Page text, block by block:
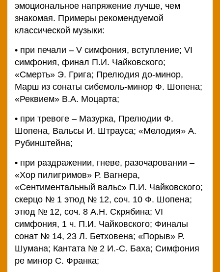
эмоциональное напряжение лучше, чем
знакомая. Примеры рекомендуемой
классической музыки:
• при печали – V симфония, вступление; VI
симфония, финал П.И. Чайковского;
«Смерть» Э. Грига; Прелюдия до-минор,
Марш из сонаты сибемоль-минор Ф. Шопена;
«Реквием» В.А. Моцарта;
• при тревоге – Мазурка, Прелюдии Ф.
Шопена, Вальсы И. Штрауса; «Мелодия» А.
Рубинштейна;
• при раздражении, гневе, разочаровании –
«Хор пилигримов» Р. Вагнера,
«Сентиментальный вальс» П.И. Чайковского;
скерцо № 1 этюд № 12, соч. 10 Ф. Шопена;
этюд № 12, соч. 8 А.Н. Скрябина; VI
симфония, 1 ч. П.И. Чайковского; Финалы
сонат № 14, 23 Л. Бетховена; «Порыв» Р.
Шумана; Кантата № 2 И.-С. Баха; Симфония
ре минор С. Франка;